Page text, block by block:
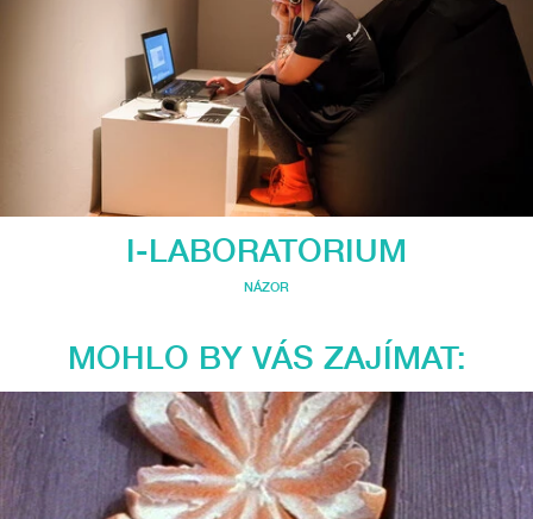
I-LABORATORIUM
NÁZOR
MOHLO BY VÁS ZAJÍMAT: